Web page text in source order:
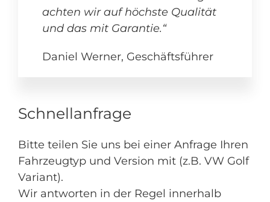
achten wir auf höchste Qualität
und das mit Garantie.“
Daniel Werner, Geschäftsführer
Schnellanfrage
Bitte teilen Sie uns bei einer Anfrage Ihren
Fahrzeugtyp und Version mit (z.B. VW Golf
Variant).
Wir antworten in der Regel innerhalb